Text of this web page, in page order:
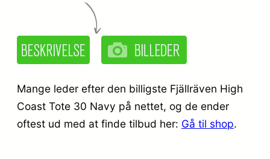
Mange leder efter den billigste Fjällräven High
Coast Tote 30 Navy på nettet, og de ender
oftest ud med at finde tilbud her: Gå til shop.